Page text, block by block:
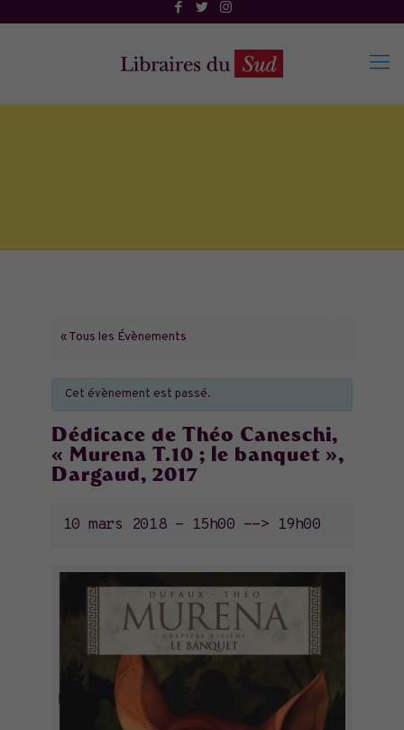
« Tous les Évènements
Cet évènement est passé.
Dédicace de Théo Caneschi,
« Murena T.10 ; le banquet »,
Dargaud, 2017
10 mars 2018 - 15h00 --> 19h00